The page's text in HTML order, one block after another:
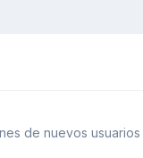
de nuevos usuarios